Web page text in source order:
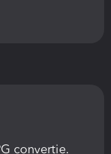
convertie.